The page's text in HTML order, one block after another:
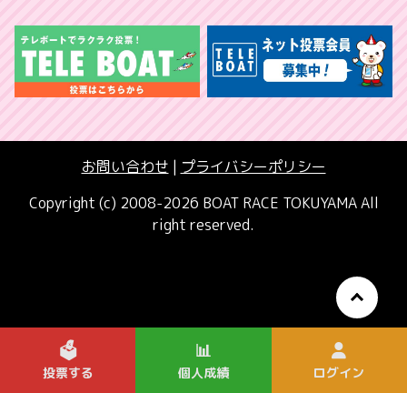
お問い合わせ | プライバシーポリシー
Copyright (c) 2008-2026 BOAT RACE TOKUYAMA All
right reserved.
🗳️
投票する
📊
個人成績 ログイン